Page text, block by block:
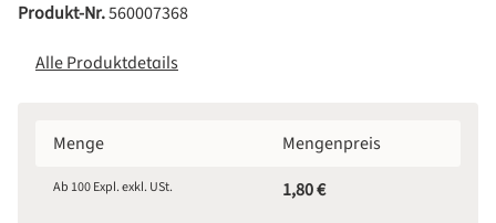
Produkt-Nr.560007368
Alle Produktdetails
Menge Mengenpreis
Ab 100Expl. exkl. USt. 1,80 €